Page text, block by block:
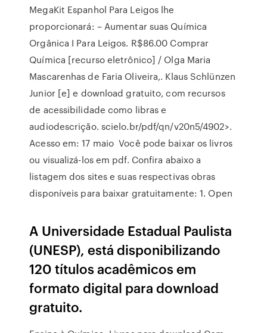
MegaKit Espanhol Para Leigos lhe
proporcionará: – Aumentar suas Química
Orgânica I Para Leigos. R$86.00 Comprar
Química [recurso eletrônico] / Olga Maria
Mascarenhas de Faria Oliveira,. Klaus Schlünzen
Junior [e] e download gratuito, com recursos
de acessibilidade como libras e
audiodescrição. scielo.br/pdf/qn/v20n5/4902>.
Acesso em: 17 maio Você pode baixar os livros
ou visualizá-los em pdf. Confira abaixo a
listagem dos sites e suas respectivas obras
disponíveis para baixar gratuitamente: 1. Open
A Universidade Estadual Paulista
(UNESP), está disponibilizando
120 títulos acadêmicos em
formato digital para download
gratuito.